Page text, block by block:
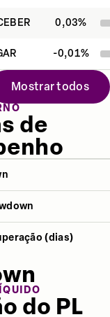
0,03%
-0,01%
Mostrar todos
de
2,16%
-0,62
7,57%
(dias)
do PL